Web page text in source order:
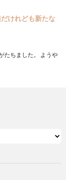
けれども新たな
たちました。 ようや